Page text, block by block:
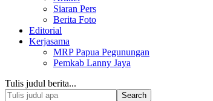
Siaran Pers
Berita Foto
Editorial
Kerjasama
MRP Papua Pegunungan
Pemkab Lanny Jaya
Tulis judul berita...